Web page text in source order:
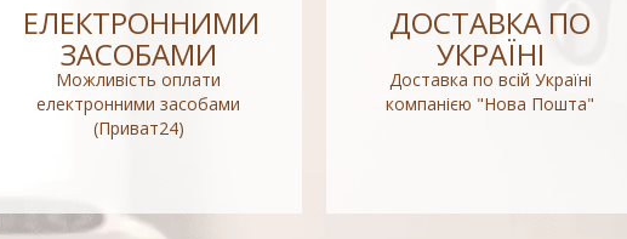
ЕЛЕКТРОННИМИ
ЗАСОБАМИ
Можливість оплати
електронними засобами
(Приват24)
ДОСТАВКА ПО
УКРАЇНІ
Доставка по всій Україні
компанією "Нова Пошта"